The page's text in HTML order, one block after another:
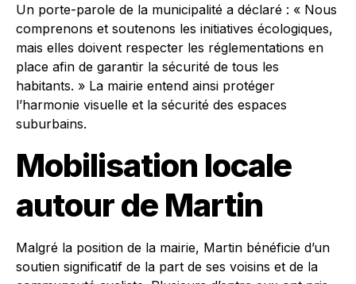
Un porte-parole de la municipalité a déclaré : « Nous
comprenons et soutenons les initiatives écologiques,
mais elles doivent respecter les réglementations en
place afin de garantir la sécurité de tous les
habitants. » La mairie entend ainsi protéger
l’harmonie visuelle et la sécurité des espaces
suburbains.
Mobilisation locale
autour de Martin
Malgré la position de la mairie, Martin bénéficie d’un
soutien significatif de la part de ses voisins et de la